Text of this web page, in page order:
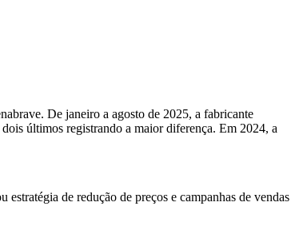
De janeiro a agosto de 2025, a fabricante
últimos registrando a maior diferença. Em 2024, a
de redução de preços e campanhas de vendas